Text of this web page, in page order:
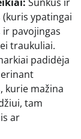
ypatingai
pavojingas
traukuliai.
padidėja
kurie mažina
tam
ar